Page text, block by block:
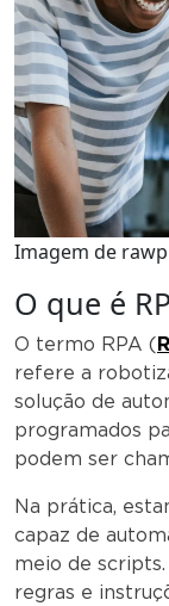
Imagem de
O que é
O termo RPA (
refere a
solução de
programados
podem ser
Na prática,
capaz de
meio de
regras e